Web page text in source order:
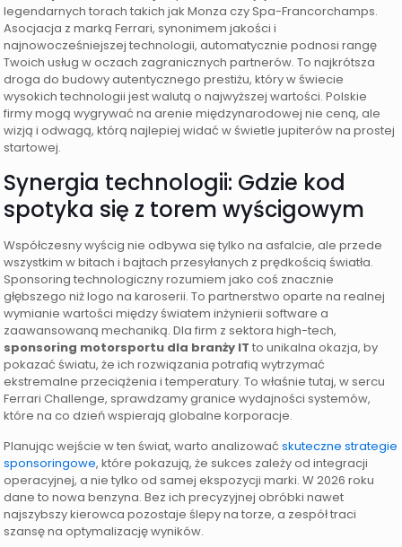
legendarnych torach takich jak Monza czy Spa-Francorchamps.
Asocjacja z marką Ferrari, synonimem jakości i
najnowocześniejszej technologii, automatycznie podnosi rangę
Twoich usług w oczach zagranicznych partnerów. To najkrótsza
droga do budowy autentycznego prestiżu, który w świecie
wysokich technologii jest walutą o najwyższej wartości. Polskie
firmy mogą wygrywać na arenie międzynarodowej nie ceną, ale
wizją i odwagą, którą najlepiej widać w świetle jupiterów na prostej
startowej.
Synergia technologii: Gdzie kod
spotyka się z torem wyścigowym
Współczesny wyścig nie odbywa się tylko na asfalcie, ale przede
wszystkim w bitach i bajtach przesyłanych z prędkością światła.
Sponsoring technologiczny rozumiem jako coś znacznie
głębszego niż logo na karoserii. To partnerstwo oparte na realnej
wymianie wartości między światem inżynierii software a
zaawansowaną mechaniką. Dla firm z sektora high-tech,
sponsoring motorsportu dla branży IT to unikalna okazja, by
pokazać światu, że ich rozwiązania potrafią wytrzymać
ekstremalne przeciążenia i temperatury. To właśnie tutaj, w sercu
Ferrari Challenge, sprawdzamy granice wydajności systemów,
które na co dzień wspierają globalne korporacje.
Planując wejście w ten świat, warto analizowaćskuteczne strategie
sponsoringowe, które pokazują, że sukces zależy od integracji
operacyjnej, a nie tylko od samej ekspozycji marki. W 2026 roku
dane to nowa benzyna. Bez ich precyzyjnej obróbki nawet
najszybszy kierowca pozostaje ślepy na torze, a zespół traci
szansę na optymalizację wyników.